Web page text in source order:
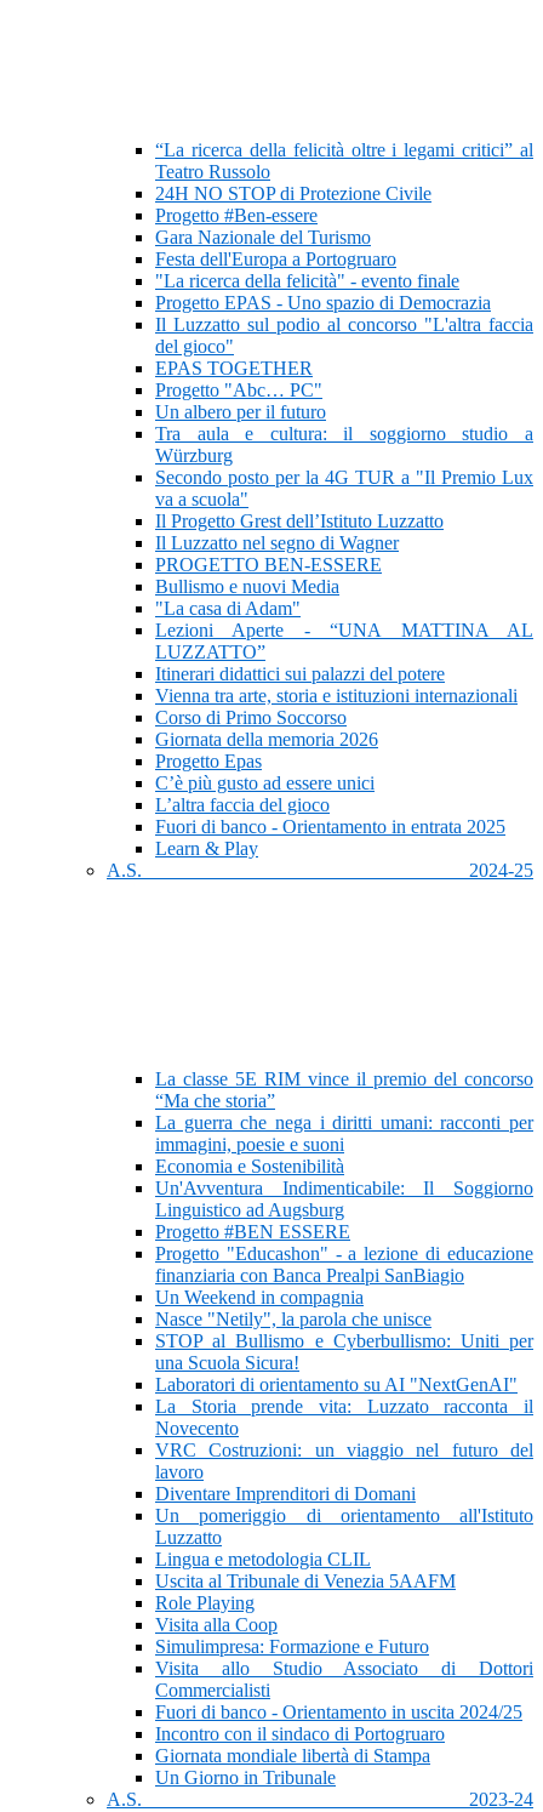
“La ricerca della felicità oltre i legami critici” al
Teatro Russolo
24H NO STOP di Protezione Civile
Progetto #Ben-essere
Gara Nazionale del Turismo
Festa dell'Europa a Portogruaro
"La ricerca della felicità" - evento finale
Progetto EPAS - Uno spazio di Democrazia
Il Luzzatto sul podio al concorso "L'altra faccia
del gioco"
EPAS TOGETHER
Progetto "Abc… PC"
Un albero per il futuro
Tra aula e cultura: il soggiorno studio a
Würzburg
Secondo posto per la 4G TUR a "Il Premio Lux
va a scuola"
Il Progetto Grest dell’Istituto Luzzatto
Il Luzzatto nel segno di Wagner
PROGETTO BEN-ESSERE
Bullismo e nuovi Media
"La casa di Adam"
Lezioni Aperte - “UNA MATTINA AL
LUZZATTO”
Itinerari didattici sui palazzi del potere
Vienna tra arte, storia e istituzioni internazionali
Corso di Primo Soccorso
Giornata della memoria 2026
Progetto Epas
C’è più gusto ad essere unici
L’altra faccia del gioco
Fuori di banco - Orientamento in entrata 2025
Learn & Play
A.S. 2024-25
La classe 5E RIM vince il premio del concorso
“Ma che storia”
La guerra che nega i diritti umani: racconti per
immagini, poesie e suoni
Economia e Sostenibilità
Un'Avventura Indimenticabile: Il Soggiorno
Linguistico ad Augsburg
Progetto #BEN ESSERE
Progetto "Educashon" - a lezione di educazione
finanziaria con Banca Prealpi SanBiagio
Un Weekend in compagnia
Nasce "Netily", la parola che unisce
STOP al Bullismo e Cyberbullismo: Uniti per
una Scuola Sicura!
Laboratori di orientamento su AI "NextGenAI"
La Storia prende vita: Luzzato racconta il
Novecento
VRC Costruzioni: un viaggio nel futuro del
lavoro
Diventare Imprenditori di Domani
Un pomeriggio di orientamento all'Istituto
Luzzatto
Lingua e metodologia CLIL
Uscita al Tribunale di Venezia 5AAFM
Role Playing
Visita alla Coop
Simulimpresa: Formazione e Futuro
Visita allo Studio Associato di Dottori
Commercialisti
Fuori di banco - Orientamento in uscita 2024/25
Incontro con il sindaco di Portogruaro
Giornata mondiale libertà di Stampa
Un Giorno in Tribunale
A.S. 2023-24